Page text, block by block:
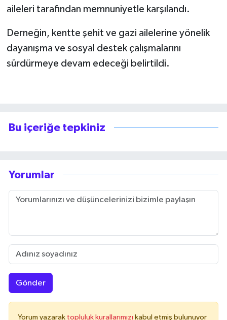
aileleri tarafından memnuniyetle karşılandı.
Derneğin, kentte şehit ve gazi ailelerine yönelik
dayanışma ve sosyal destek çalışmalarını
sürdürmeye devam edeceği belirtildi.
Bu içeriğe tepkiniz
Yorumlar
Gönder
Yorum yazarak topluluk kurallarımızı kabul etmiş bulunuyor